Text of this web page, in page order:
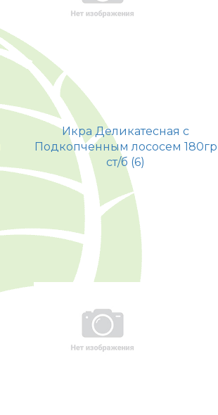
Икра Деликатесная с
Подкопченным лососем 180гр
ст/б (6)